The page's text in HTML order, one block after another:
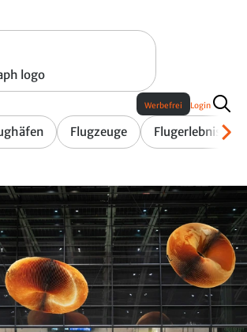
logo
Flugzeuge Flugerlebnis
Werbefrei Login